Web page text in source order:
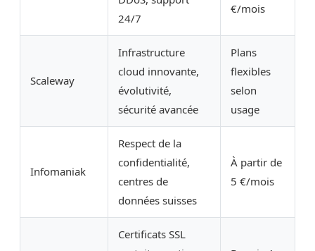
24/7
€/mois
Scaleway
Infrastructure
cloud innovante,
évolutivité,
sécurité avancée
Plans
flexibles
selon
usage
Infomaniak
Respect de la
confidentialité,
centres de
données suisses
À partir de
5 €/mois
Certificats SSL